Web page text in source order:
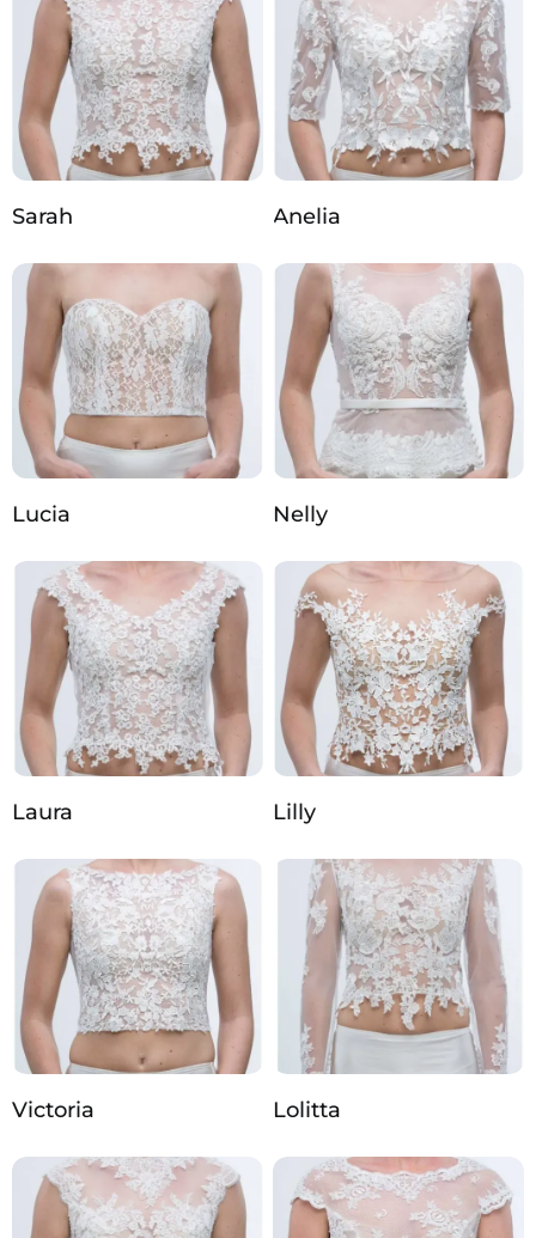
Sarah Anelia
Lucia Nelly
Laura Lilly
Victoria Lolitta